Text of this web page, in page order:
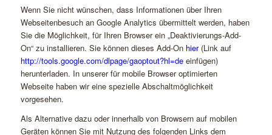
Wenn Sie nicht wünschen, dass Informationen über Ihren
Webseitenbesuch an Google Analytics übermittelt werden, haben
Sie die Möglichkeit, für Ihren Browser ein „Deaktivierungs-Add-
On“ zu installieren. Sie können dieses Add-On hier(Link auf
http://tools.google.com/dlpage/gaoptout?hl=deeinfügen)
herunterladen. In unserer für mobile Browser optimierten
Webseite haben wir eine spezielle Abschaltmöglichkeit
vorgesehen.
Als Alternative dazu oder innerhalb von Browsern auf mobilen
Geräten können Sie mit Nutzung des folgenden Links dem